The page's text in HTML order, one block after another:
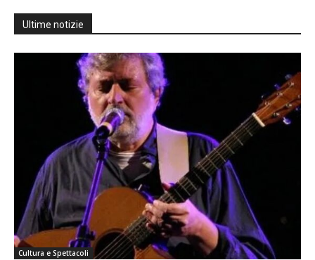
Ultime notizie
Cultura e Spettacoli